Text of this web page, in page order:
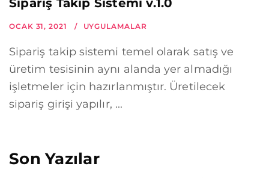
Sipariş Takip Sistemi v.1.0
OCAK 31, 2021 UYGULAMALAR
Sipariş takip sistemi temel olarak satış ve
üretim tesisinin aynı alanda yer almadığı
işletmeler için hazırlanmıştır. Üretilecek
sipariş girişi yapılır, ...
Son Yazılar